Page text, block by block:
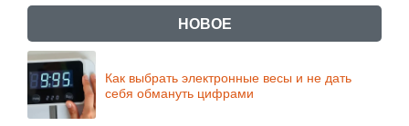
НОВОЕ
Как выбрать электронные весы и не дать
себя обмануть цифрами